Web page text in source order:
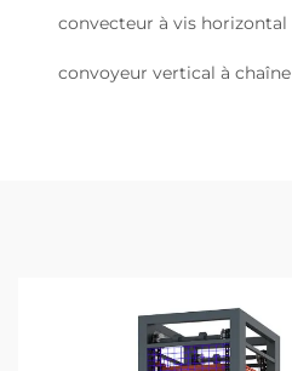
convecteur à vis horizontal
convoyeur vertical à chaîne